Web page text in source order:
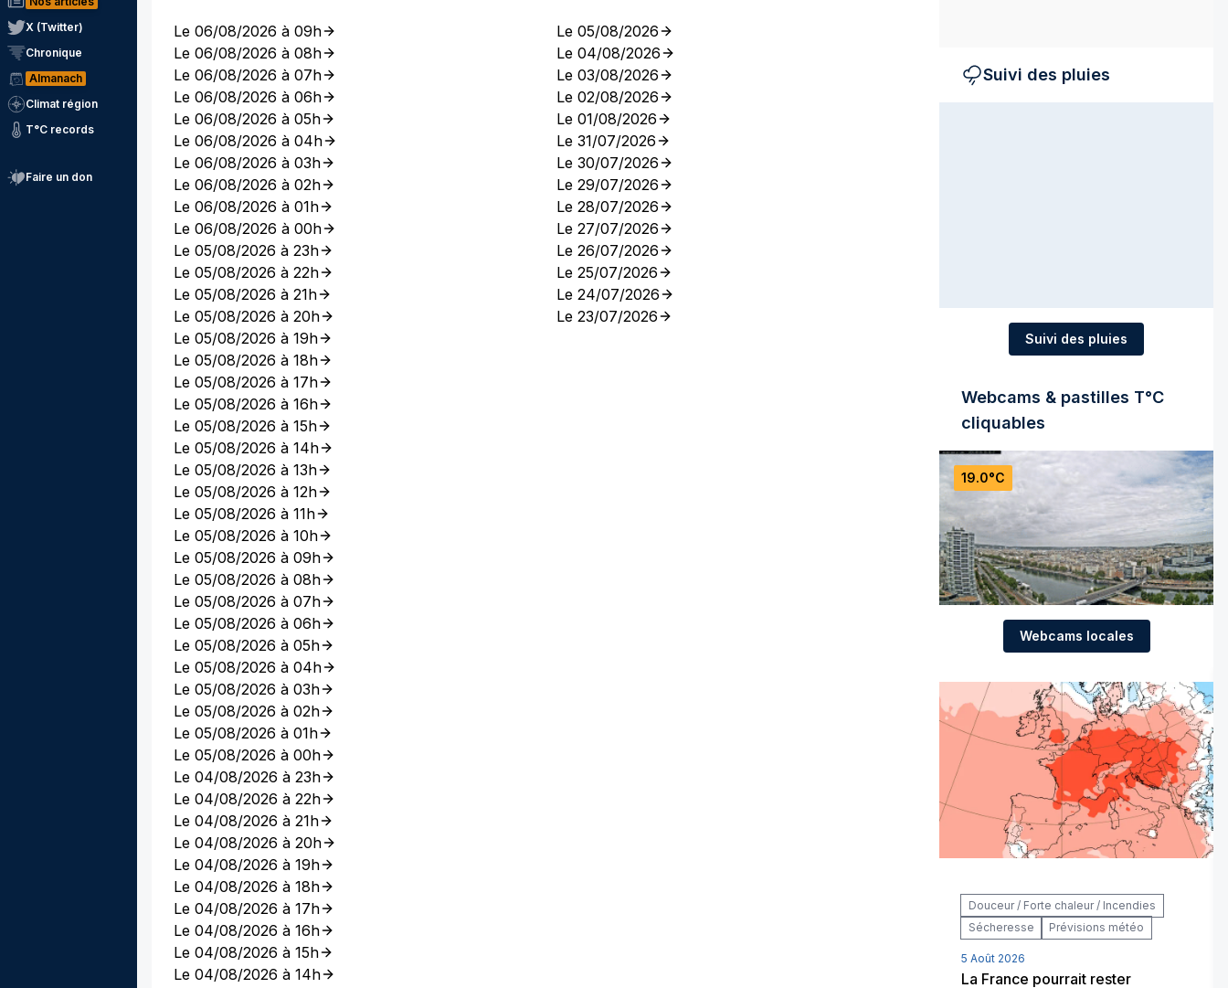
X (Twitter)
Chronique
Almanach
Climat région
T°C records
Faire un don
Le 06/08/2026 à 09h
Le 06/08/2026 à 08h
Le 06/08/2026 à 07h
Le 06/08/2026 à 06h
Le 06/08/2026 à 05h
Le 06/08/2026 à 04h
Le 06/08/2026 à 03h
Le 06/08/2026 à 02h
Le 06/08/2026 à 01h
Le 06/08/2026 à 00h
Le 05/08/2026 à 23h
Le 05/08/2026 à 22h
Le 05/08/2026 à 21h
Le 05/08/2026 à 20h
Le 05/08/2026 à 19h
Le 05/08/2026 à 18h
Le 05/08/2026 à 17h
Le 05/08/2026 à 16h
Le 05/08/2026 à 15h
Le 05/08/2026 à 14h
Le 05/08/2026 à 13h
Le 05/08/2026 à 12h
Le 05/08/2026 à 11h
Le 05/08/2026 à 10h
Le 05/08/2026 à 09h
Le 05/08/2026 à 08h
Le 05/08/2026 à 07h
Le 05/08/2026 à 06h
Le 05/08/2026 à 05h
Le 05/08/2026 à 04h
Le 05/08/2026 à 03h
Le 05/08/2026 à 02h
Le 05/08/2026 à 01h
Le 05/08/2026 à 00h
Le 04/08/2026 à 23h
Le 04/08/2026 à 22h
Le 04/08/2026 à 21h
Le 04/08/2026 à 20h
Le 04/08/2026 à 19h
Le 04/08/2026 à 18h
Le 04/08/2026 à 17h
Le 04/08/2026 à 16h
Le 04/08/2026 à 15h
Le 04/08/2026 à 14h
Le 05/08/2026
Le 04/08/2026
Le 03/08/2026
Le 02/08/2026
Le 01/08/2026
Le 31/07/2026
Le 30/07/2026
Le 29/07/2026
Le 28/07/2026
Le 27/07/2026
Le 26/07/2026
Le 25/07/2026
Le 24/07/2026
Le 23/07/2026
Suivi des pluies
Suivi des pluies
Webcams & pastilles T°C
cliquables
19.0°C
Webcams locales
Douceur / Forte chaleur / Incendies
Sécheresse
Prévisions météo
5 Août 2026
La France pourrait rester